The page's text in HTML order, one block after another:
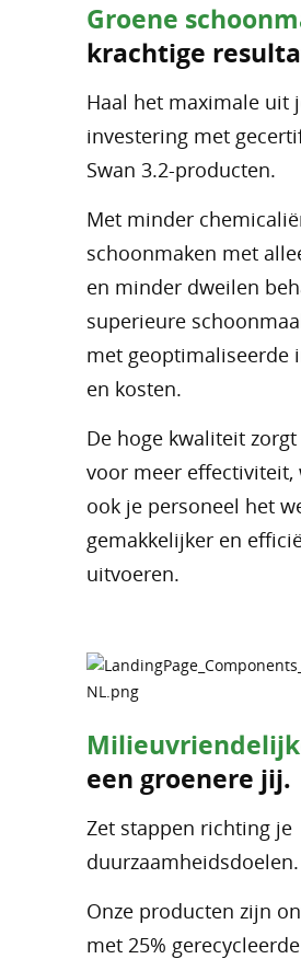
Groene
krachtige
Haal het maximale uit
investering met
Swan 3.2-producten.
Met minder
schoonmaken met
en minder dweilen
superieure
met geoptimaliseerde
en kosten.
De hoge kwaliteit
voor meer effectiviteit,
ook je personeel het
gemakkelijker en
uitvoeren.
een groenere jij.
Zet stappen richting je
duurzaamheidsdoelen.
Onze producten zijn
met 25% gerecycleerde